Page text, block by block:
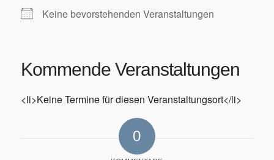
Permanente RTF – Durchs Heckengäu ins Nagoldtal
Keine bevorstehenden Veranstaltungen
Kommende Veranstaltungen
<li>Keine Termine für diesen Veranstaltungsort</li>
0